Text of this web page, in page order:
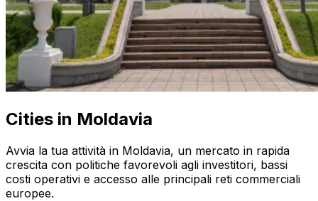
Cities in Moldavia
Avvia la tua attività in Moldavia, un mercato in rapida
crescita con politiche favorevoli agli investitori, bassi
costi operativi e accesso alle principali reti commerciali
europee.